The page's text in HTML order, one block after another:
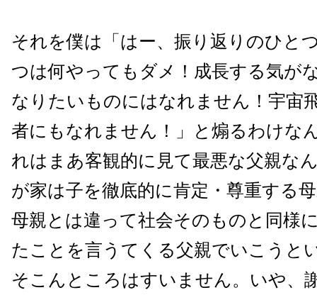
それを僕は「はー、振り返りのひと
つは何やってもダメ！成長する気が
なりたいものにはなれません！宇宙
者にもなれません！」と煽るわけな
れはまあ客観的に見て最悪な父親な
が家は子を徹底的に肯定・尊重する
母親とは違って社会そのものと同様
たことを言うてくる父親でいこうと
そこんところはすいません。いや、